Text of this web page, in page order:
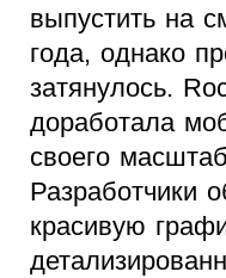
выпустить на
года, однако
затянулось.
доработала
своего
Разработчики
красивую